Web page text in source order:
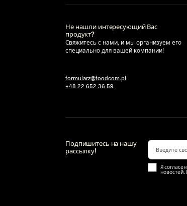
Не нашли интересующий Вас
продукт?
Свяжитесь с нами, и мы организуем его
специально для вашей компании!
formularz@foodcom.pl
+48 22 652 36 59
Подпишитесь на нашу
рассылку!
Я
новостей.